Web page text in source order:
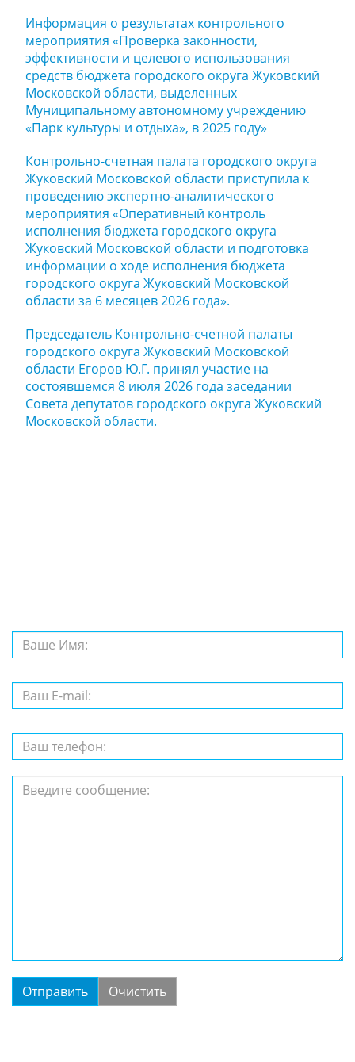
Информация о результатах контрольного
мероприятия «Проверка законности,
эффективности и целевого использования
средств бюджета городского округа Жуковский
Московской области, выделенных
Муниципальному автономному учреждению
«Парк культуры и отдыха», в 2025 году»
Контрольно-счетная палата городского округа
Жуковский Московской области приступила к
проведению экспертно-аналитического
мероприятия «Оперативный контроль
исполнения бюджета городского округа
Жуковский Московской области и подготовка
информации о ходе исполнения бюджета
городского округа Жуковский Московской
области за 6 месяцев 2026 года».
Председатель Контрольно-счетной палаты
городского округа Жуковский Московской
области Егоров Ю.Г. принял участие на
состоявшемся 8 июля 2026 года заседании
Совета депутатов городского округа Жуковский
Московской области.